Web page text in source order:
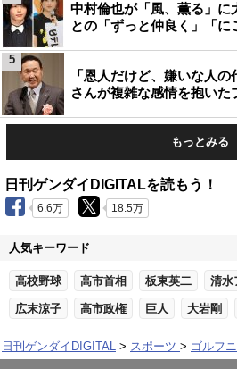
中村倫也が「風、薫る」
との「ずっと仲良く」「に
「恩人だけど、嫌いな人
さんが複雑な感情を抱い
5
もっとみる
日刊ゲンダイDIGITALを読もう！
6.6万 18.5万
人気キーワード
高校野球 高市首相 板東英二 清水
広末涼子 高市政権 巨人 大岩剛
日刊ゲンダイDIGITAL スポーツ ゴルフ